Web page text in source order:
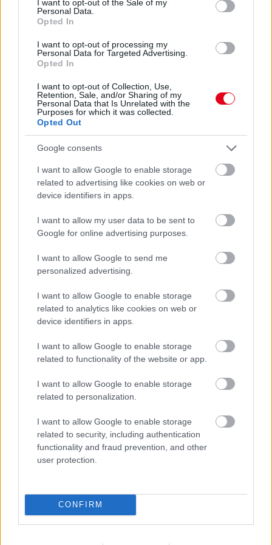
I want to opt-out of the Sale of my
Personal Data.
Opted In
I want to opt-out of processing my
Personal Data for Targeted Advertising.
Opted In
I want to opt-out of Collection, Use,
Retention, Sale, and/or Sharing of my
Personal Data that Is Unrelated with the
Purposes for which it was collected.
Opted Out
Google consents
I want to allow Google to enable storage
related to advertising like cookies on web or
device identifiers in apps.
I want to allow my user data to be sent to
Google for online advertising purposes.
I want to allow Google to send me
personalized advertising.
I want to allow Google to enable storage
related to analytics like cookies on web or
device identifiers in apps.
I want to allow Google to enable storage
related to functionality of the website or app.
I want to allow Google to enable storage
related to personalization.
I want to allow Google to enable storage
related to security, including authentication
functionality and fraud prevention, and other
user protection.
CONFIRM
február 13-án.
részletek
előző hírek
Hallgasd meg a Formula Podcast
legfrissebb adását!
Kövess minket a Facebookon
Parc Fermé
4 órája
Domenicali: Több sprint lesz az F1-ben – de nem
mindenhol
6 órája